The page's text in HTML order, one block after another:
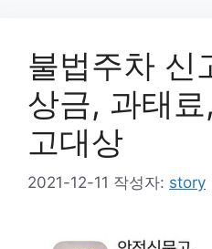
불법주차 신
상금, 과태
고대상
2021-12-11 작성자: story